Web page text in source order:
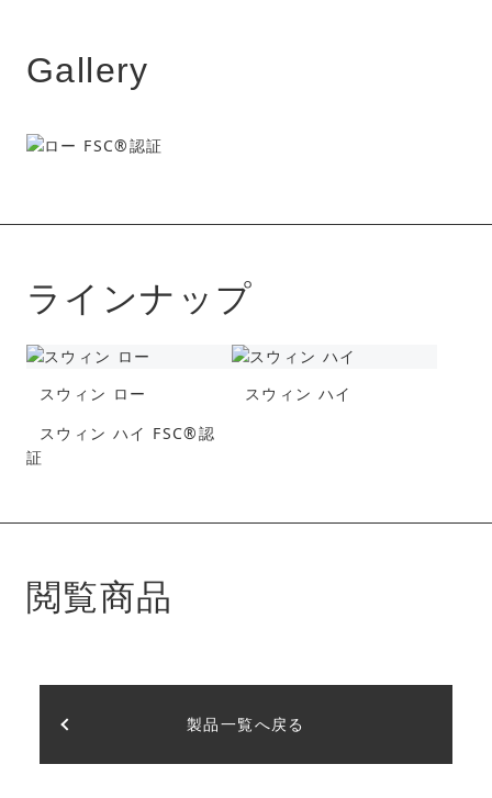
Gallery
ラインナップ
スウィン ロー
スウィン ハイ
スウィン ハイ FSC®︎認
証
閲覧商品
製品一覧へ戻る